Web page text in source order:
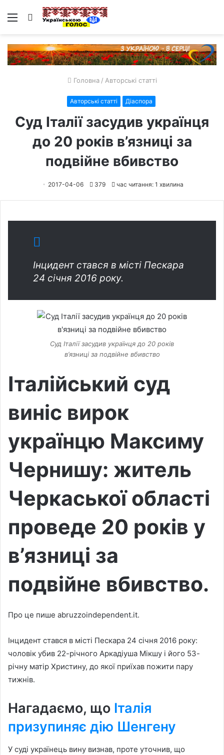
Меню Пошук
Головна / Авторські статті
Авторські статті Діаспора
Суд Італії засудив українця
до 20 років в’язниці за
подвійне вбивство
2017-04-06 379 час читання: 1 хвилина
Інцидент стався в місті Пескара
24 січня 2016 року.
Суд Італії засудив українця до 20 років
в’язниці за подвійне вбивство
Італійський суд
виніс вирок
українцю Максиму
Чернишу: житель
Черкаської області
проведе 20 років у
в’язниці за
подвійне вбивство.
Про це пише abruzzoindependent.it.
Інцидент стався в місті Пескара 24 січня 2016 року:
чоловік убив 22-річного Аркадіуша Мікшу і його 53-
річну матір Христину, до якої приїхав пожити пару
тижнів.
Нагадаємо, що Італія
призупиняє дію Шенгену
У суді українець вину визнав, проте уточнив, що